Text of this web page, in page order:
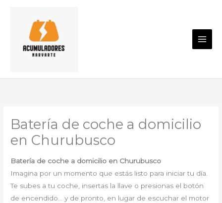
contenido
Batería de coche a domicilio
en Churubusco
Batería de coche a domicilio en Churubusco
Imagina por un momento que estás listo para iniciar tu día.
Te subes a tu coche, insertas la llave o presionas el botón
de encendido… y de pronto, en lugar de escuchar el motor